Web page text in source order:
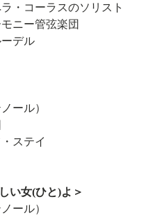
コーラスのソリスト
ニー管弦楽団
デル
ール）
ステイ
い女(ひと)よ＞
ール）